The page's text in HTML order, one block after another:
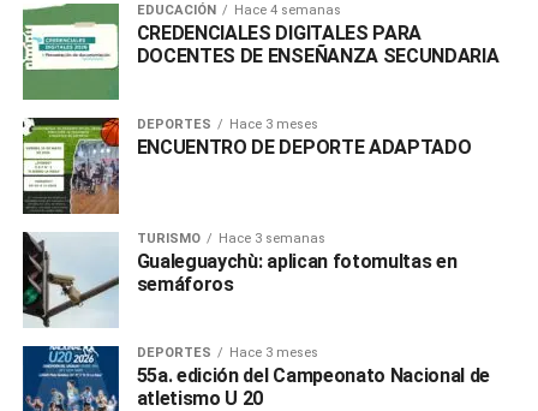
EDUCACIÓN Hace 4 semanas
CREDENCIALES DIGITALES PARA
DOCENTES DE ENSEÑANZA SECUNDARIA
DEPORTES Hace 3 meses
ENCUENTRO DE DEPORTE ADAPTADO
TURISMO Hace 3 semanas
Gualeguaychù: aplican fotomultas en
semáforos
DEPORTES Hace 3 meses
55a. edición del Campeonato Nacional de
atletismo U 20